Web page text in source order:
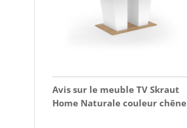
Avis sur le meuble TV Skraut
Home Naturale couleur chêne